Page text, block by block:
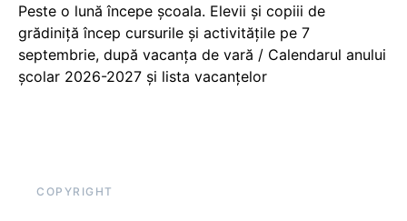
Peste o lună începe școala. Elevii și copiii de
grădiniță încep cursurile și activitățile pe 7
septembrie, după vacanța de vară / Calendarul anului
școlar 2026-2027 și lista vacanțelor
COPYRIGHT